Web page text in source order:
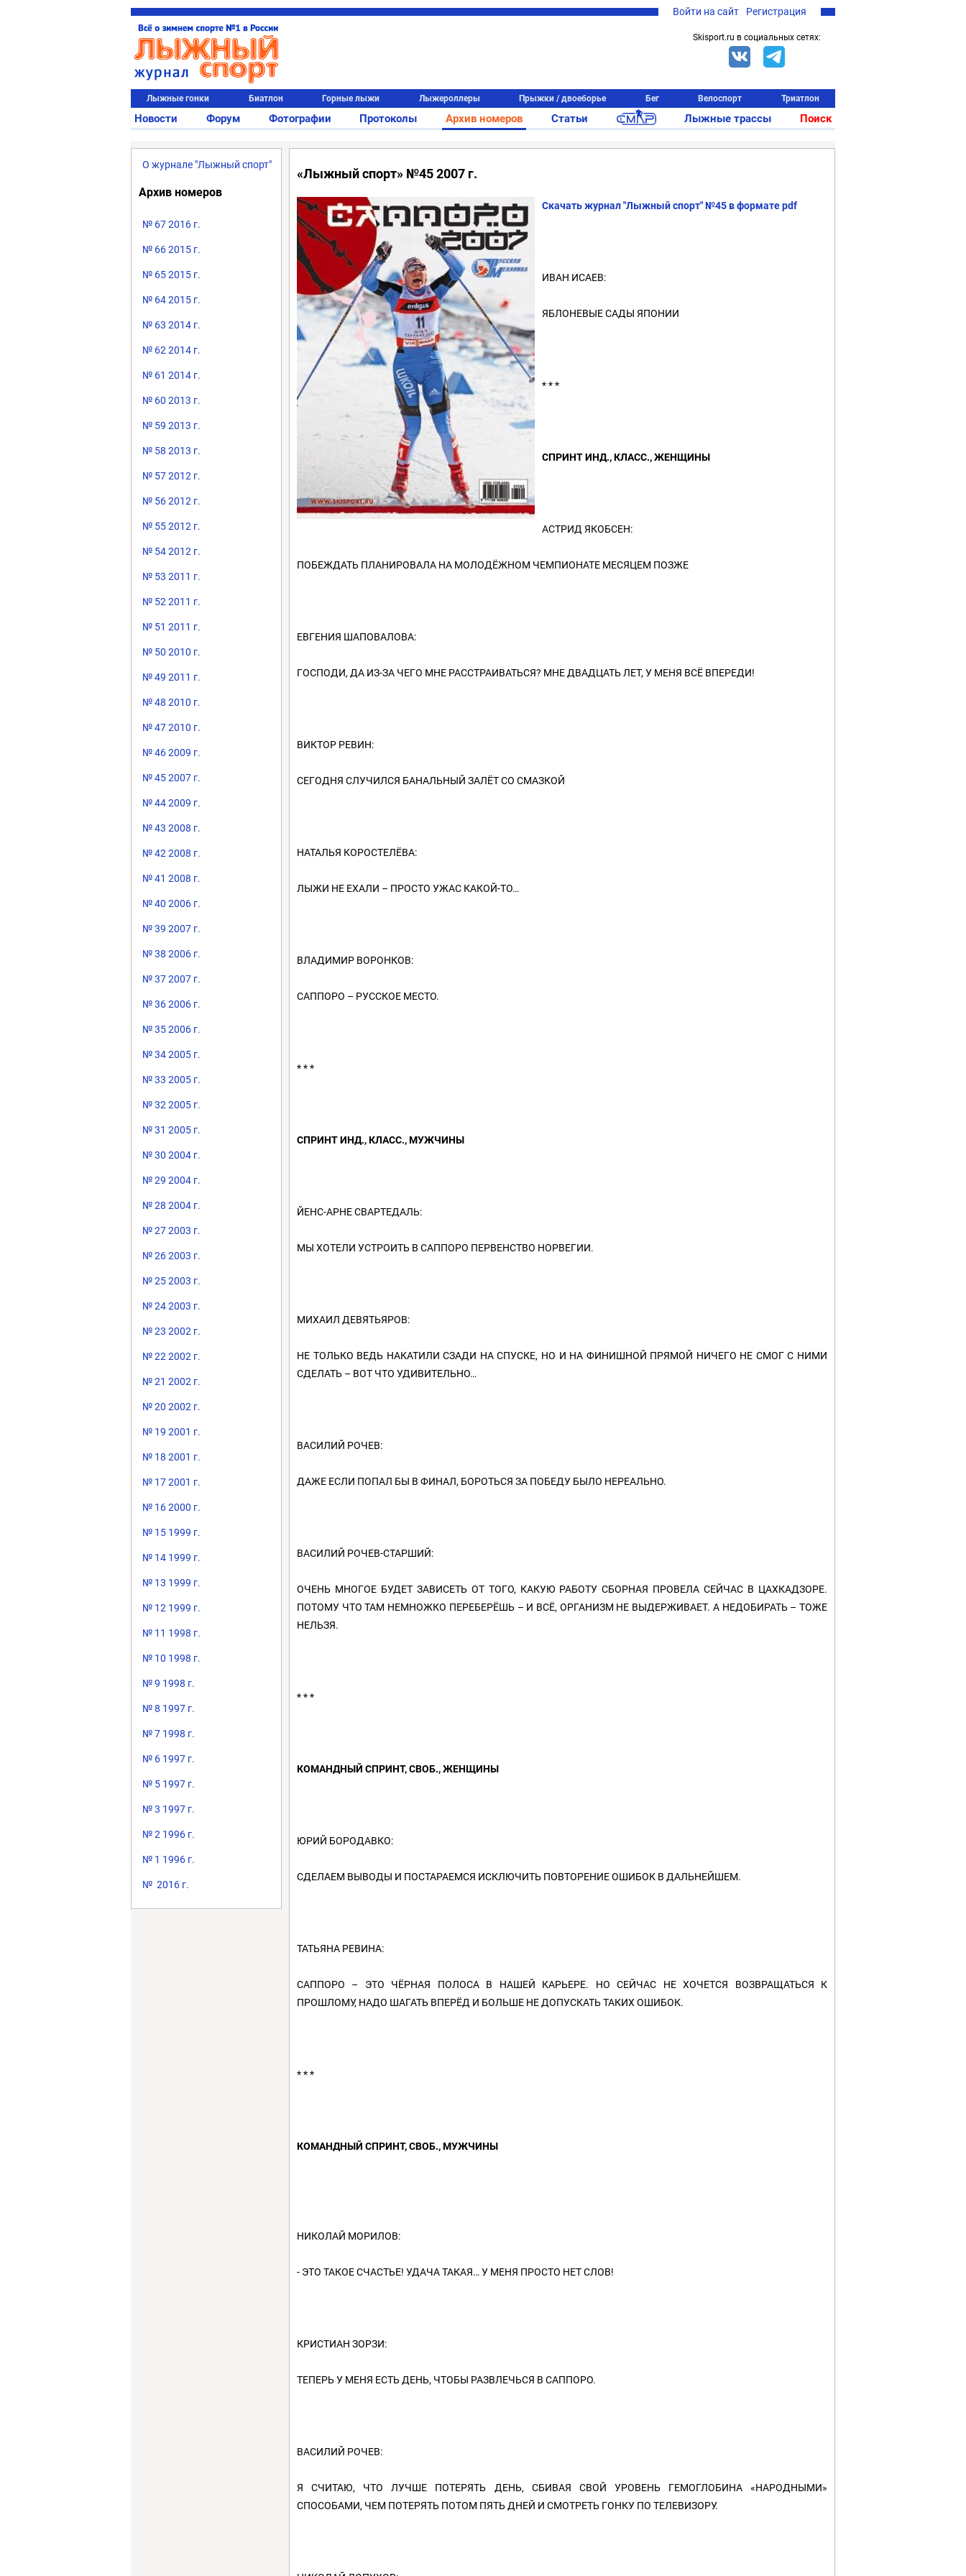
Войти на сайт Регистрация
Skisport.ru в социальных сетях:
Лыжные гонки Биатлон Горные лыжи Лыжероллеры Прыжки / двоеборье Бег Велоспорт Триатлон
Новости Форум Фотографии Протоколы Архив номеров Статьи Лыжные трассы Поиск
О журнале "Лыжный спорт"
Архив номеров
№ 67 2016 г.
№ 66 2015 г.
№ 65 2015 г.
№ 64 2015 г.
№ 63 2014 г.
№ 62 2014 г.
№ 61 2014 г.
№ 60 2013 г.
№ 59 2013 г.
№ 58 2013 г.
№ 57 2012 г.
№ 56 2012 г.
№ 55 2012 г.
№ 54 2012 г.
№ 53 2011 г.
№ 52 2011 г.
№ 51 2011 г.
№ 50 2010 г.
№ 49 2011 г.
№ 48 2010 г.
№ 47 2010 г.
№ 46 2009 г.
№ 45 2007 г.
№ 44 2009 г.
№ 43 2008 г.
№ 42 2008 г.
№ 41 2008 г.
№ 40 2006 г.
№ 39 2007 г.
№ 38 2006 г.
№ 37 2007 г.
№ 36 2006 г.
№ 35 2006 г.
№ 34 2005 г.
№ 33 2005 г.
№ 32 2005 г.
№ 31 2005 г.
№ 30 2004 г.
№ 29 2004 г.
№ 28 2004 г.
№ 27 2003 г.
№ 26 2003 г.
№ 25 2003 г.
№ 24 2003 г.
№ 23 2002 г.
№ 22 2002 г.
№ 21 2002 г.
№ 20 2002 г.
№ 19 2001 г.
№ 18 2001 г.
№ 17 2001 г.
№ 16 2000 г.
№ 15 1999 г.
№ 14 1999 г.
№ 13 1999 г.
№ 12 1999 г.
№ 11 1998 г.
№ 10 1998 г.
№ 9 1998 г.
№ 8 1997 г.
№ 7 1998 г.
№ 6 1997 г.
№ 5 1997 г.
№ 3 1997 г.
№ 2 1996 г.
№ 1 1996 г.
№ 2016 г.
«Лыжный спорт» №45 2007 г.
Скачать журнал "Лыжный спорт" №45 в формате pdf
ИВАН ИСАЕВ:
ЯБЛОНЕВЫЕ САДЫ ЯПОНИИ
* * *
СПРИНТ ИНД., КЛАСС., ЖЕНЩИНЫ
АСТРИД ЯКОБСЕН:
ПОБЕЖДАТЬ ПЛАНИРОВАЛА НА МОЛОДЁЖНОМ ЧЕМПИОНАТЕ МЕСЯЦЕМ ПОЗЖЕ
ЕВГЕНИЯ ШАПОВАЛОВА:
ГОСПОДИ, ДА ИЗ-ЗА ЧЕГО МНЕ РАССТРАИВАТЬСЯ? МНЕ ДВАДЦАТЬ ЛЕТ, У МЕНЯ ВСЁ ВПЕРЕДИ!
ВИКТОР РЕВИН:
СЕГОДНЯ СЛУЧИЛСЯ БАНАЛЬНЫЙ ЗАЛЁТ СО СМАЗКОЙ
НАТАЛЬЯ КОРОСТЕЛЁВА:
ЛЫЖИ НЕ ЕХАЛИ – ПРОСТО УЖАС КАКОЙ-ТО…
ВЛАДИМИР ВОРОНКОВ:
САППОРО – РУССКОЕ МЕСТО.
* * *
СПРИНТ ИНД., КЛАСС., МУЖЧИНЫ
ЙЕНС-АРНЕ СВАРТЕДАЛЬ:
МЫ ХОТЕЛИ УСТРОИТЬ В САППОРО ПЕРВЕНСТВО НОРВЕГИИ.
МИХАИЛ ДЕВЯТЬЯРОВ:
НЕ ТОЛЬКО ВЕДЬ НАКАТИЛИ СЗАДИ НА СПУСКЕ, НО И НА ФИНИШНОЙ ПРЯМОЙ НИЧЕГО НЕ СМОГ С НИМИ
СДЕЛАТЬ – ВОТ ЧТО УДИВИТЕЛЬНО…
ВАСИЛИЙ РОЧЕВ:
ДАЖЕ ЕСЛИ ПОПАЛ БЫ В ФИНАЛ, БОРОТЬСЯ ЗА ПОБЕДУ БЫЛО НЕРЕАЛЬНО.
ВАСИЛИЙ РОЧЕВ-СТАРШИЙ:
ОЧЕНЬ МНОГОЕ БУДЕТ ЗАВИСЕТЬ ОТ ТОГО, КАКУЮ РАБОТУ СБОРНАЯ ПРОВЕЛА СЕЙЧАС В ЦАХКАДЗОРЕ.
ПОТОМУ ЧТО ТАМ НЕМНОЖКО ПЕРЕБЕРЁШЬ – И ВСЁ, ОРГАНИЗМ НЕ ВЫДЕРЖИВАЕТ. А НЕДОБИРАТЬ – ТОЖЕ
НЕЛЬЗЯ.
* * *
КОМАНДНЫЙ СПРИНТ, СВОБ., ЖЕНЩИНЫ
ЮРИЙ БОРОДАВКО:
СДЕЛАЕМ ВЫВОДЫ И ПОСТАРАЕМСЯ ИСКЛЮЧИТЬ ПОВТОРЕНИЕ ОШИБОК В ДАЛЬНЕЙШЕМ.
ТАТЬЯНА РЕВИНА:
САППОРО – ЭТО ЧЁРНАЯ ПОЛОСА В НАШЕЙ КАРЬЕРЕ. НО СЕЙЧАС НЕ ХОЧЕТСЯ ВОЗВРАЩАТЬСЯ К
ПРОШЛОМУ, НАДО ШАГАТЬ ВПЕРЁД И БОЛЬШЕ НЕ ДОПУСКАТЬ ТАКИХ ОШИБОК.
* * *
КОМАНДНЫЙ СПРИНТ, СВОБ., МУЖЧИНЫ
НИКОЛАЙ МОРИЛОВ:
- ЭТО ТАКОЕ СЧАСТЬЕ! УДАЧА ТАКАЯ… У МЕНЯ ПРОСТО НЕТ СЛОВ!
КРИСТИАН ЗОРЗИ:
ТЕПЕРЬ У МЕНЯ ЕСТЬ ДЕНЬ, ЧТОБЫ РАЗВЛЕЧЬСЯ В САППОРО.
ВАСИЛИЙ РОЧЕВ:
Я СЧИТАЮ, ЧТО ЛУЧШЕ ПОТЕРЯТЬ ДЕНЬ, СБИВАЯ СВОЙ УРОВЕНЬ ГЕМОГЛОБИНА «НАРОДНЫМИ»
СПОСОБАМИ, ЧЕМ ПОТЕРЯТЬ ПОТОМ ПЯТЬ ДНЕЙ И СМОТРЕТЬ ГОНКУ ПО ТЕЛЕВИЗОРУ.